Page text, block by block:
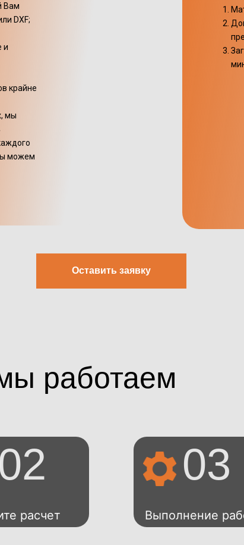
Вам
DXF;
и
крайне
мы
можем
Оставить заявку
работаем
02
расчет
03
Выполнение